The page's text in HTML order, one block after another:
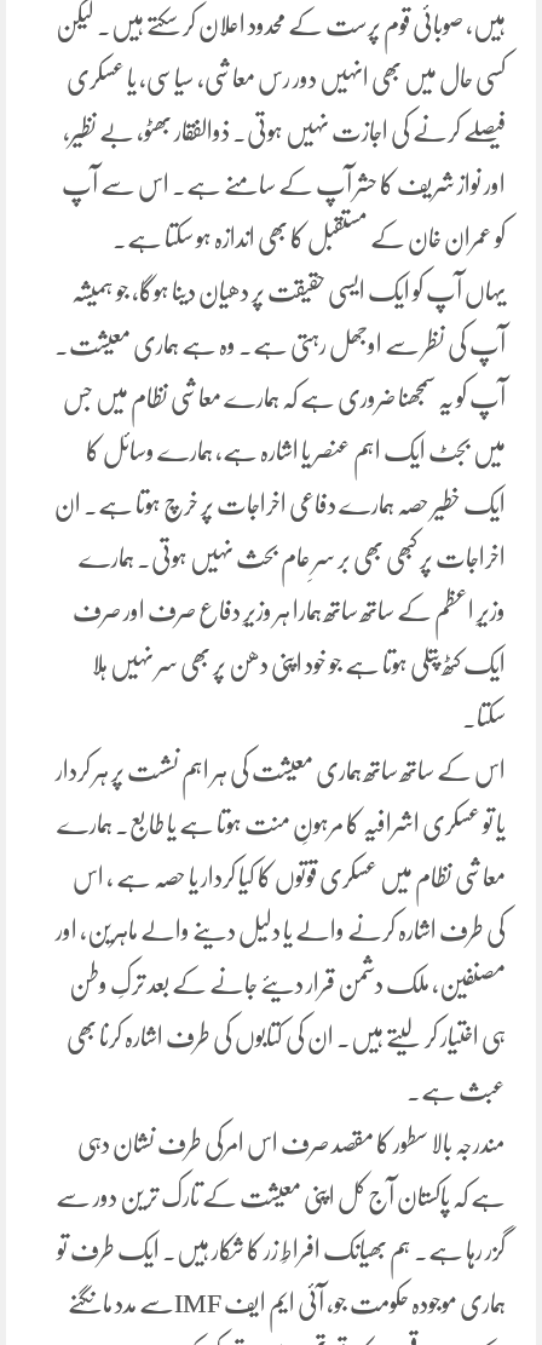
ہیں، صوبائی قوم پرست کے محدود اعلان کر سکتے ہیں۔ لیکن
کسی حال میں بھی انہیں دور رس معاشی، سیاسی، یا عسکری
فیصلے کرنے کی اجازت نہیں ہوتی۔ ذوالفقار بھٹو، بے نظیر،
اور نواز شریف کا حشر آپ کے سامنے ہے۔ اس سے آپ
کو عمران خان کے مستقبل کا بھی اندازہ ہو سکتا ہے۔
یہاں آپ کو ایک ایسی حقیقت پر دھیان دینا ہوگا، جو ہمیشہ
آپ کی نظر سے اوجھل رہتی ہے۔ وہ ہے ہماری معیشت۔
آپ کو یہ سمجھنا ضروری ہے کہ ہمارے معاشی نظام میں جس
میں بجٹ ایک اہم عنصر یا اشارہ ہے، ہمارے وسائل کا
ایک خطیر حصہ ہمارے دفاعی اخراجات پر خرچ ہوتا ہے۔ ان
اخراجات پر کبھی بھی بر سرِ عام بحث نہیں ہوتی۔ ہمارے
وزیرِ اعظم کے ساتھ ساتھ ہمارا ہر وزیرِ دفاع صرف اور صرف
ایک کٹھ پتلی ہوتا ہے جو خود اپنی دھن پر بھی سر نہیں ہلا
سکتا۔
اس کے ساتھ ساتھ ہماری معیشت کی ہر اہم نشست پر ہر کردار
یا تو عسکری اشرافیہ کا مرہونِ منت ہوتا ہے یا طابع۔ ہمارے
معاشی نظام میں عسکری قوتوں کا کیا کردار یا حصہ ہے ، اس
کی طرف اشارہ کرنے والے یا دلیل دینے والے ماہرین، اور
مصنفین، ملک دشمن قرار دیئے جانے کے بعد ترکِ وطن
ہی اختیار کر لیتے ہیں۔ ان کی کتابوں کی طرف اشارہ کرنا بھی
عبث ہے۔
مندرجہ بالا سطور کا مقصد صرف اس امرکی طرف نشان دہی
ہے کہ پاکستان آج کل اپنی معیشت کے تارک ترین دور سے
گزر رہا ہے۔ ہم بھیانک افراطِ زر کا شکار ہیں۔ ایک طرف تو
ہماری موجودہ حکومت جو، آئی ایم ایف IMFسے مدد مانگنے